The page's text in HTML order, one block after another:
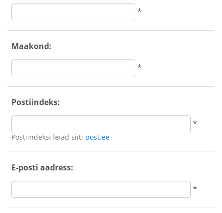
*
Maakond:
*
Postiindeks:
*
Postiindeksi leiad siit: post.ee
E-posti aadress:
*